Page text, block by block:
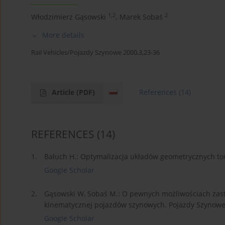
Włodzimierz Gąsowski 1,2, Marek Sobaś 2
More details
Rail Vehicles/Pojazdy Szynowe 2000,3,23-36
Article (PDF) References (14)
REFERENCES (14)
1.
Bałuch H.: Optymalizacja układów geometrycznych
Google Scholar
2.
Gąsowski W, Sobaś M.: O pewnych możliwościach
kinematycznej pojazdów szynowych. Pojazdy
Google Scholar